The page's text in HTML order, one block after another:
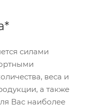
силами
веса и
а также
Вас наиболее